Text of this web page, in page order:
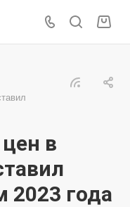
в
2023 года